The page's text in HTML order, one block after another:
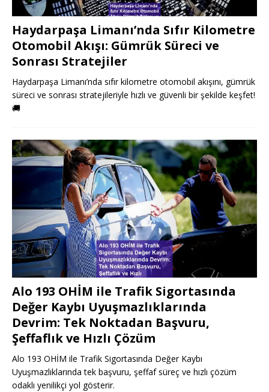
Haydarpaşa Limanı’nda Sıfır Kilometre
Otomobil Akışı: Gümrük Süreci ve
Sonrası Stratejiler
Haydarpaşa Limanı’nda sıfır kilometre otomobil akışını, gümrük
süreci ve sonrası stratejileriyle hızlı ve güvenli bir şekilde keşfet!
🚚
Alo 193 OHİM ile Trafik Sigortasında
Değer Kaybı Uyuşmazlıklarında
Devrim: Tek Noktadan Başvuru,
Şeffaflık ve Hızlı Çözüm
Alo 193 OHİM ile Trafik Sigortasında Değer Kaybı
Uyuşmazlıklarında tek başvuru, şeffaf süreç ve hızlı çözüm
odaklı yenilikçi yol gösterir.